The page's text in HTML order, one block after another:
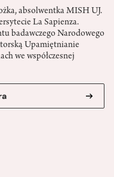
absolwentka MISH UJ.
La Sapienza.
badawczego Narodowego
Upamiętnianie
we współczesnej